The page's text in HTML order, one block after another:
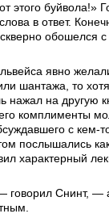
этого буйвола!»
в ответ.
обошелся
явно
шантажа, то
нажал на другую
комплименты
с кем-
послышались
характерный
Снинт, —